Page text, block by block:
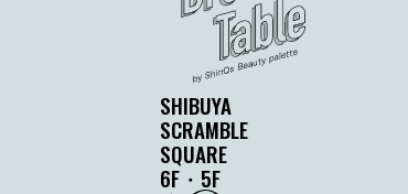
SHIBUYA
SCRAMBLE
SQUARE
6F・5F